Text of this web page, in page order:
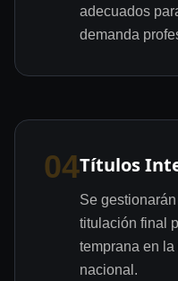
adecuados
demanda
04Títulos
Se
titulación final
temprana en
nacional.